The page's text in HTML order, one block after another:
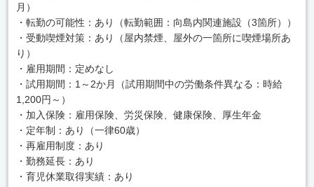
月）
・転勤の可能性：あり（転勤範囲：向島内関連施設（3箇所））
・受動喫煙対策：あり（屋内禁煙、屋外の一箇所に喫煙場所あ
り）
・雇用期間：定めなし
・試用期間：1～2か月（試用期間中の労働条件異なる：時給
1,200円～）
・加入保険：雇用保険、労災保険、健康保険、厚生年金
・定年制：あり（一律60歳）
・再雇用制度：あり
・勤務延長：あり
・育児休業取得実績：あり